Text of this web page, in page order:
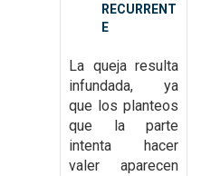
RECURRENT
E
La queja resulta
infundada, ya
que los planteos
que la parte
intenta hacer
valer aparecen